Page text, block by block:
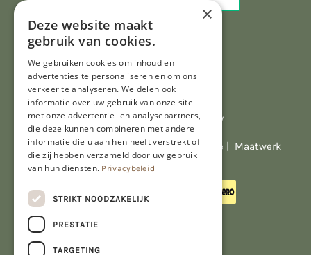
Al onze prijzen zijn incl. BTW
© Copyright 2026 Limburgs Bakwinkeltje | Maatwerk
website webmix
×
Deze website maakt
gebruik van cookies.
We gebruiken cookies om inhoud en
advertenties te personaliseren en om ons
verkeer te analyseren. We delen ook
informatie over uw gebruik van onze site
met onze advertentie- en analysepartners,
die deze kunnen combineren met andere
informatie die u aan hen heeft verstrekt of
die zij hebben verzameld door uw gebruik
van hun diensten. Privacybeleid
STRIKT NOODZAKELIJK
PRESTATIE
TARGETING